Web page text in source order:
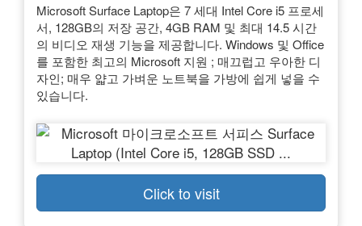
Microsoft Surface Laptop은 7 세대 Intel Core i5 프로세
서, 128GB의 저장 공간, 4GB RAM 및 최대 14.5 시간
의 비디오 재생 기능을 제공합니다. Windows 및 Office
를 포함한 최고의 Microsoft 지원 ; 매끄럽고 우아한 디
자인; 매우 얇고 가벼운 노트북을 가방에 쉽게 넣을 수
있습니다.
Click to visit